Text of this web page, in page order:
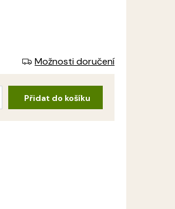
Možnosti doručení
Přidat do košíku